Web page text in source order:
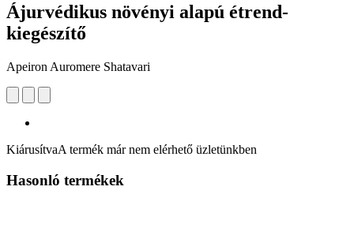
Ájurvédikus növényi alapú étrend-
kiegészítő
Apeiron Auromere Shatavari
KiárusítvaA termék már nem elérhető üzletünkben
Hasonló termékek